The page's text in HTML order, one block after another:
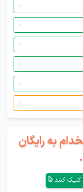
به رایگان
کلیک کنید